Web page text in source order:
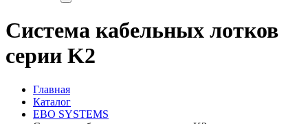
Система кабельных лотков
серии K2
Главная
Каталог
EBO SYSTEMS